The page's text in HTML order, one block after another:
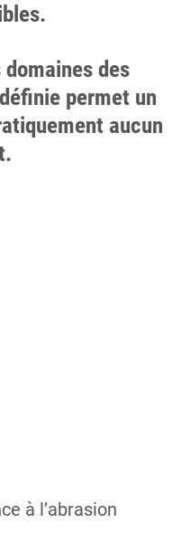
des
permet un
aucun
à l’abrasion